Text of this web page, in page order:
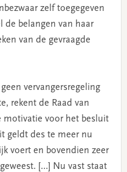
zelf toegegeven
de belangen van haar
van de gevraagde
vervangersregeling
rekent de Raad van
motivatie voor het besluit
geldt des te meer nu
voert en bovendien zeer
[…] Nu vast staat